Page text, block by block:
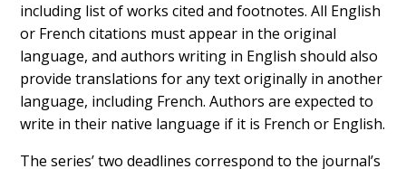
including list of works cited and footnotes. All English
or French citations must appear in the original
language, and authors writing in English should also
provide translations for any text originally in another
language, including French. Authors are expected to
write in their native language if it is French or English.
The series’ two deadlines correspond to the journal’s